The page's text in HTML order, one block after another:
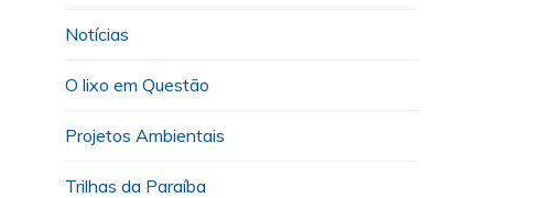
Notícias
O lixo em Questão
Projetos Ambientais
Trilhas da Paraíba